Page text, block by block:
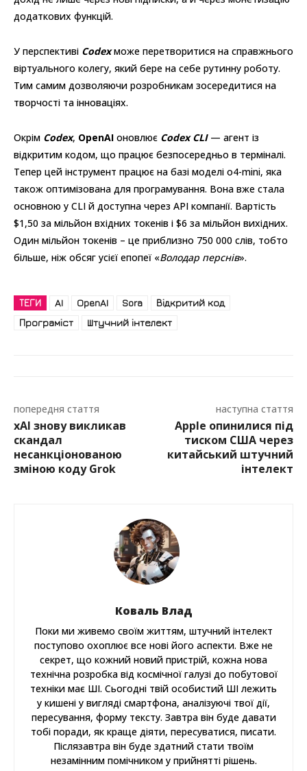
додаткових функцій.
У перспективі Codexможе перетворитися на справжнього
віртуального колегу, який бере на себе рутинну роботу.
Тим самим дозволяючи розробникам зосередитися на
творчості та інноваціях.
Окрім Codex, OpenAI оновлює Codex CLI— агент із
відкритим кодом, що працює безпосередньо в терміналі.
Тепер цей інструмент працює на базі моделі o4-mini, яка
також оптимізована для програмування. Вона вже стала
основною у CLI й доступна через API компанії. Вартість
$1,50 за мільйон вхідних токенів і $6 за мільйон вихідних.
Один мільйон токенів – це приблизно 750 000 слів, тобто
більше, ніж обсяг усієї епопеї «Володар перснів».
ТЕГИ AI OpenAI Sora
Відкритий код
Програміст
Штучний інтелект
попередня стаття
xAI знову викликав
скандал
несанкціонованою
зміною коду Grok
наступна стаття
Apple опинилися під
тиском США через
китайський штучний
інтелект
Коваль Влад
Поки ми живемо своїм життям, штучний інтелект
поступово охоплює все нові його аспекти. Вже не
секрет, що кожний новий пристрій, кожна нова
технічна розробка від космічної галузі до побутової
техніки має ШІ. Сьогодні твій особистий ШІ лежить
у кишені у вигляді смартфона, аналізуючі твої дії,
пересування, форму тексту. Завтра він буде давати
тобі поради, як краще діяти, пересуватися, писати.
Післязавтра він буде здатний стати твоїм
незамінним помічником у прийнятті рішень.